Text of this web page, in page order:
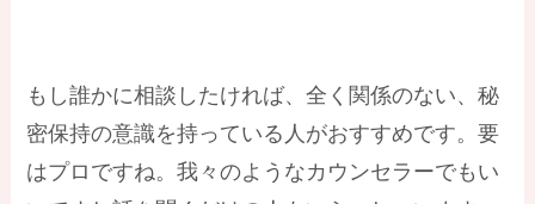
もし誰かに相談したければ、全く関係のない、秘
密保持の意識を持っている人がおすすめです。要
はプロですね。我々のようなカウンセラーでもい